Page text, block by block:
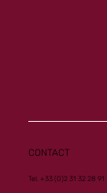
CONTACT
Tel. +33 (0)2 31 32 28 91